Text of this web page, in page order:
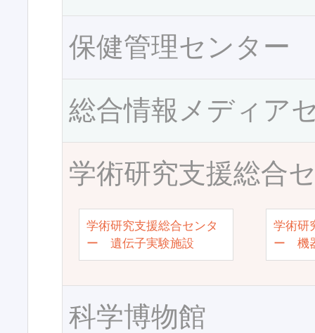
保健管理センター
総合情報メディア
学術研究支援総合
学術研究支援総合センタ
ー 遺伝子実験施設
学術研
ー 機
科学博物館